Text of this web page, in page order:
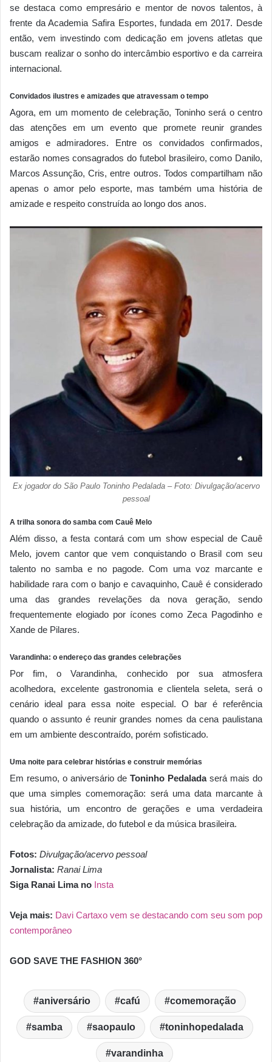
se destaca como empresário e mentor de novos talentos, à
frente da Academia Safira Esportes, fundada em 2017. Desde
então, vem investindo com dedicação em jovens atletas que
buscam realizar o sonho do intercâmbio esportivo e da carreira
internacional.
Convidados ilustres e amizades que atravessam o tempo
Agora, em um momento de celebração, Toninho será o centro
das atenções em um evento que promete reunir grandes
amigos e admiradores. Entre os convidados confirmados,
estarão nomes consagrados do futebol brasileiro, como Danilo,
Marcos Assunção, Cris, entre outros. Todos compartilham não
apenas o amor pelo esporte, mas também uma história de
amizade e respeito construída ao longo dos anos.
Ex jogador do São Paulo Toninho Pedalada – Foto: Divulgação/acervo
pessoal
A trilha sonora do samba com Cauê Melo
Além disso, a festa contará com um show especial de Cauê
Melo, jovem cantor que vem conquistando o Brasil com seu
talento no samba e no pagode. Com uma voz marcante e
habilidade rara com o banjo e cavaquinho, Cauê é considerado
uma das grandes revelações da nova geração, sendo
frequentemente elogiado por ícones como Zeca Pagodinho e
Xande de Pilares.
Varandinha: o endereço das grandes celebrações
Por fim, o Varandinha, conhecido por sua atmosfera
acolhedora, excelente gastronomia e clientela seleta, será o
cenário ideal para essa noite especial. O bar é referência
quando o assunto é reunir grandes nomes da cena paulistana
em um ambiente descontraído, porém sofisticado.
Uma noite para celebrar histórias e construir memórias
Em resumo, o aniversário de Toninho Pedalada será mais do
que uma simples comemoração: será uma data marcante à
sua história, um encontro de gerações e uma verdadeira
celebração da amizade, do futebol e da música brasileira.
Fotos: Divulgação/acervo pessoal
Jornalista: Ranai Lima
Siga Ranai Lima no Insta
Veja mais: Davi Cartaxo vem se destacando com seu som pop
contemporâneo
GOD SAVE THE FASHION 360°
aniversário cafú comemoração
samba saopaulo toninhopedalada
varandinha